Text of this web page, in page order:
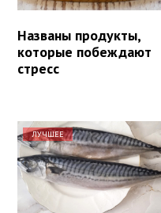
Названы продукты,
которые побеждают
стресс
ЛУЧШЕЕ